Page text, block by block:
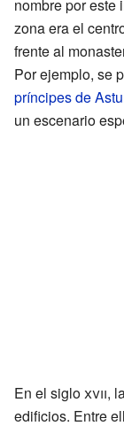
nombre por este
zona era el
frente al
Por ejemplo, se
príncipes de
un escenario
En el sigloxvii,
edificios. Entre